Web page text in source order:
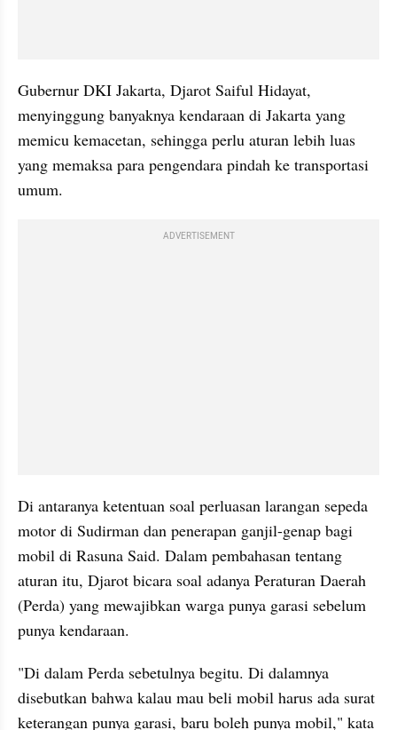
Gubernur DKI Jakarta, Djarot Saiful Hidayat,
menyinggung banyaknya kendaraan di Jakarta yang
memicu kemacetan, sehingga perlu aturan lebih luas
yang memaksa para pengendara pindah ke transportasi
umum.
ADVERTISEMENT
Di antaranya ketentuan soal perluasan larangan sepeda
motor di Sudirman dan penerapan ganjil-genap bagi
mobil di Rasuna Said. Dalam pembahasan tentang
aturan itu, Djarot bicara soal adanya Peraturan Daerah
(Perda) yang mewajibkan warga punya garasi sebelum
punya kendaraan.
"Di dalam Perda sebetulnya begitu. Di dalamnya
disebutkan bahwa kalau mau beli mobil harus ada surat
keterangan punya garasi, baru boleh punya mobil," kata